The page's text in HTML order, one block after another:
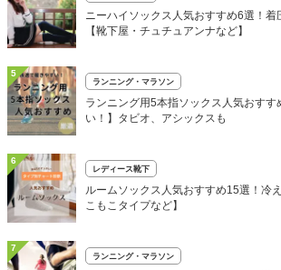
ニーハイソックス人気おすすめ6選！着
【靴下屋・チュチュアンナなど】
5
ランニング・マラソン
ランニング用5本指ソックス人気おす
い！】タビオ、アシックスも
6
レディース靴下
ルームソックス人気おすすめ15選！冷
こもこタイプなど】
7
ランニング・マラソン